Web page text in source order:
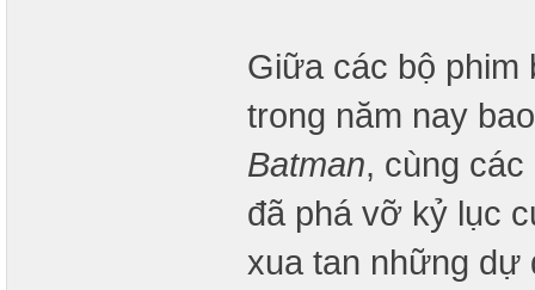
Giữa các bộ phim
trong năm nay
Batman, cùng
đã phá vỡ kỷ lục
xua tan những dự